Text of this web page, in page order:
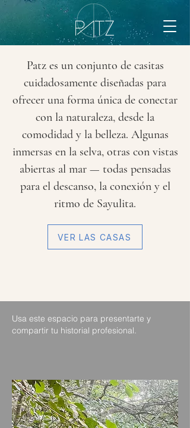
Patz es un conjunto de casitas
cuidadosamente diseñadas para
ofrecer una forma única de conectar
con la naturaleza, desde la
comodidad y la belleza. Algunas
inmersas en la selva, otras con vistas
abiertas al mar — todas pensadas
para el descanso, la conexión y el
ritmo de Sayulita.
VER LAS CASAS
Usa este espacio para presentarte y
compartir tu historial profesional.